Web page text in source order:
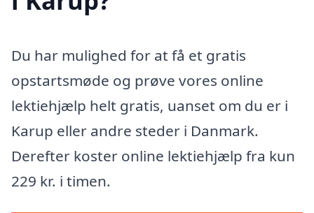
Du har mulighed for at få et gratis
opstartsmøde og prøve vores online
lektiehjælp helt gratis, uanset om du er i
Karup eller andre steder i Danmark.
Derefter koster online lektiehjælp fra kun
229 kr. i timen.